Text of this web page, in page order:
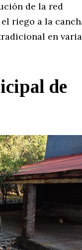
de la red
riego a la
en
de